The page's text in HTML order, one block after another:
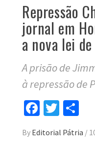
Repressão
jornal em
a nova lei
A prisão de
à repressão de
Facebook
Twitter
By Editorial Pátria /